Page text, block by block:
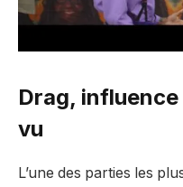
Drag,
vu
L’une des parties les